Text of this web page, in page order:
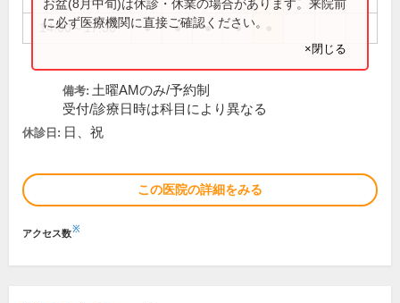
14:00～17:30 ● ● ● ●
お盆(8月中旬)は休診・休業の場合があります。来院前
に必ず医療機関に直接ご確認ください。
×閉じる
備考: 土曜AMのみ/予約制
受付/診療日時は科目により異なる
休診日: 日、祝
この医院の詳細をみる
アクセス数※